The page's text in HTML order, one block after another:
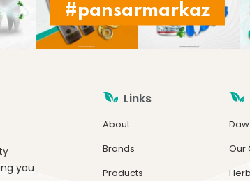
#pansarmarkaz
you
Links
About
Brands
Products
Our